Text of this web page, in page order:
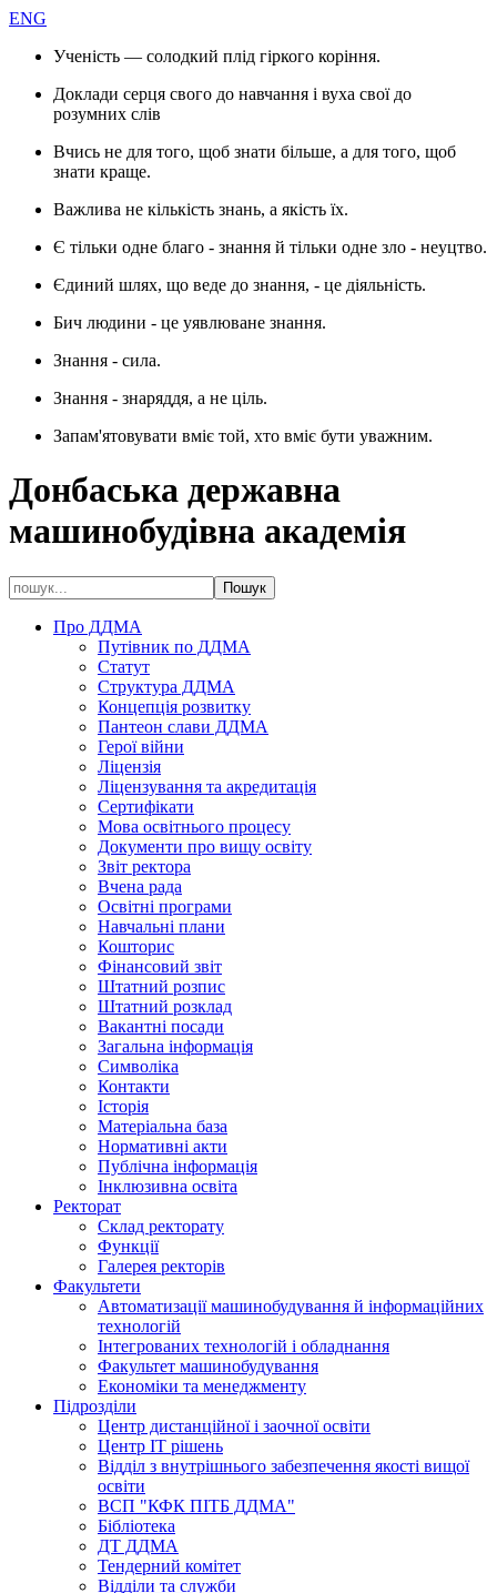
ENG
Ученість — солодкий плід гіркого коріння.
Доклади серця свого до навчання і вуха свої до
розумних слів
Вчись не для того, щоб знати більше, а для того, щоб
знати краще.
Важлива не кількість знань, а якість їх.
Є тільки одне благо - знання й тільки одне зло - неуцтво.
Єдиний шлях, що веде до знання, - це діяльність.
Бич людини - це уявлюване знання.
Знання - сила.
Знання - знаряддя, а не ціль.
Запам'ятовувати вміє той, хто вміє бути уважним.
Донбаська державна
машинобудівна академія
Про ДДМА
Путівник по ДДМА
Статут
Структура ДДМА
Концепція розвитку
Пантеон слави ДДМА
Герої війни
Ліцензія
Ліцензування та акредитація
Сертифікати
Мова освітнього процесу
Документи про вищу освіту
Звіт ректора
Вчена рада
Освітні програми
Навчальні плани
Кошторис
Фінансовий звіт
Штатний розпис
Штатний розклад
Вакантні посади
Загальна інформація
Символіка
Контакти
Історія
Матеріальна база
Нормативні акти
Публічна інформація
Інклюзивна освіта
Ректорат
Склад ректорату
Функції
Галерея ректорів
Факультети
Автоматизації машинобудування й інформаційних
технологій
Інтегрованих технологій і обладнання
Факультет машинобудування
Економіки та менеджменту
Підрозділи
Центр дистанційної і заочної освіти
Центр ІТ рішень
Відділ з внутрішнього забезпечення якості вищої
освіти
ВСП "КФК ПІТБ ДДМА"
Бібліотека
ДТ ДДМА
Тендерний комітет
Відділи та служби